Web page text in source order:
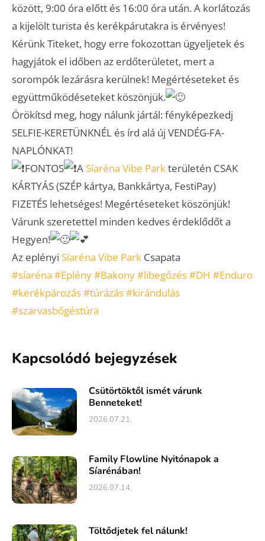
között, 9:00 óra előtt és 16:00 óra után. A korlátozás
a kijelölt turista és kerékpárutakra is érvényes!
Kérünk Titeket, hogy erre fokozottan ügyeljetek és
hagyjátok el időben az erdőterületet, mert a
sorompók lezárásra kerülnek! Megértéseteket és
együttműködéseteket köszönjük.
Örökítsd meg, hogy nálunk jártál: fényképezkedj
SELFIE-KERETÜNKNÉL és írd alá új VENDÉG-FA-
NAPLÓNKAT!
FONTOS
ASíaréna Vibe Parkterületén CSAK
KÁRTYÁS (SZÉP kártya, Bankkártya, FestiPay)
FIZETÉS lehetséges! Megértéseteket köszönjük!
Várunk szeretettel minden kedves érdeklődőt a
Hegyen!
Az eplényi Síaréna Vibe Park Csapata
#síaréna #Eplény#Bakony#libegőzés#DH #Enduro
#kerékpározás#túrázás#kirándulás
#szarvasbőgéstúra
Kapcsolódó bejegyzések
Csütörtöktől ismét várunk
Benneteket!
2026.07.21.
Family Flowline Nyitónapok a
Síarénában!
2026.07.14.
Töltődjetek fel nálunk!